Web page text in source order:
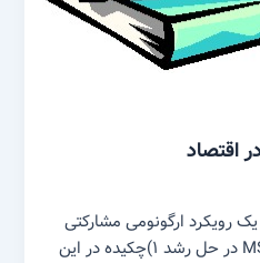
اقتصاد
یک رویکرد ارگونومی مشارکتی
سطح صنعتی در مداخلات MSD در حل رشد ۱)چکیده در این